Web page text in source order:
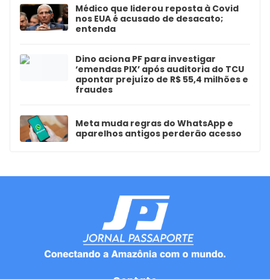
Médico que liderou reposta à Covid
nos EUA é acusado de desacato;
entenda
Dino aciona PF para investigar
‘emendas PIX’ após auditoria do TCU
apontar prejuízo de R$ 55,4 milhões e
fraudes
Meta muda regras do WhatsApp e
aparelhos antigos perderão acesso